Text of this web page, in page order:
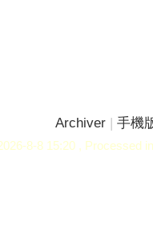
Archiver | 手機
8-8 15:20 , Processed